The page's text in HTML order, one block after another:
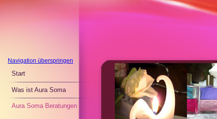
Navigation überspringen
Start
Was ist Aura Soma
Aura Soma Beratungen